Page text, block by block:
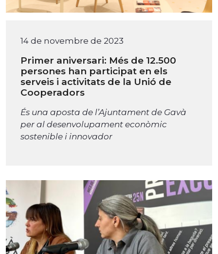
14 de novembre de 2023
Primer aniversari: Més de 12.500
persones han participat en els
serveis i activitats de la Unió de
Cooperadors
És una aposta de l’Ajuntament de Gavà
per al desenvolupament econòmic
sostenible i innovador